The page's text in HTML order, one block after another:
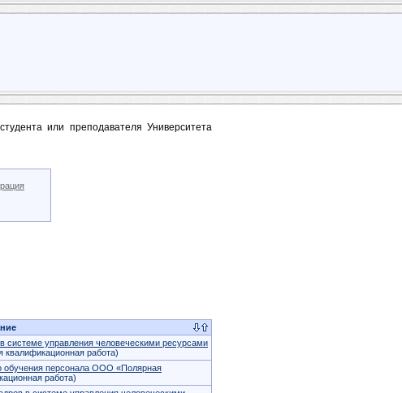
или преподавателя Университета
системе управления человеческими ресурсами
квалификационная работа)
обучения персонала ООО «Полярная
работа)